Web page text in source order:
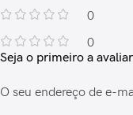
0
0
Seja o primeiro a
O seu endereço de e-